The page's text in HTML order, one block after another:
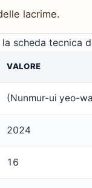
lacrime.
scheda tecnica
VALORE
(Nunmur-ui yeo-
2024
16